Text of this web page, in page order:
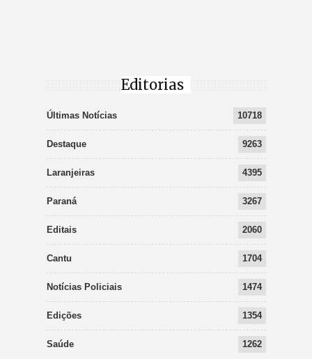
Editorias
Últimas Notícias 10718
Destaque 9263
Laranjeiras 4395
Paraná 3267
Editais 2060
Cantu 1704
Notícias Policiais 1474
Edições 1354
Saúde 1262